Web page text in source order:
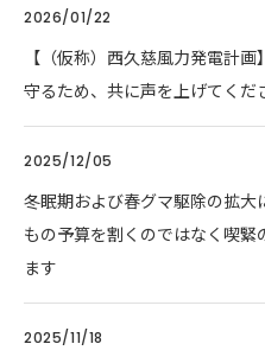
2026/01/22
【（仮称）西久慈風力発電計
守るため、共に声を上げてくだ
2025/12/05
冬眠期および春グマ駆除の拡
もの予算を割くのではなく喫
ます
2025/11/18